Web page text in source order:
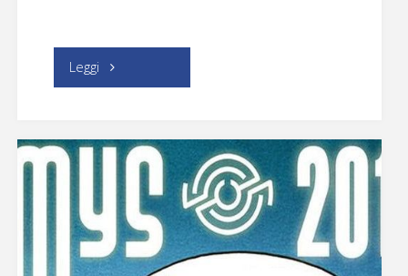
Leggi "MDG"